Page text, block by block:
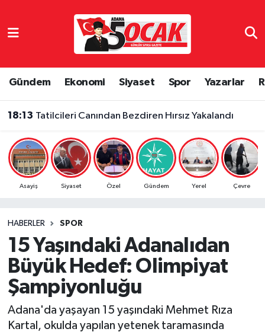
Gündem Ekonomi Siyaset Spor Yazarlar
18:13 Tatilcileri Canından Bezdiren Hırsız Yakalandı
Asayiş Siyaset Özel Gündem Yerel Çevre
HABERLER SPOR
15 Yaşındaki Adanalıdan
Büyük Hedef: Olimpiyat
Şampiyonluğu
Adana'da yaşayan 15 yaşındaki Mehmet Rıza
Kartal, okulda yapılan yetenek taramasında
Dünya
Eğitim
Gündem
Haber Reklam
Magazin
Özel
Adana Nöbetçi Eczaneler
Adana Trafik Yoğunluk Haritası
Süper Lig Puan Durumu ve Fikstür
Son Dakika Haberleri
Haber Arşivi